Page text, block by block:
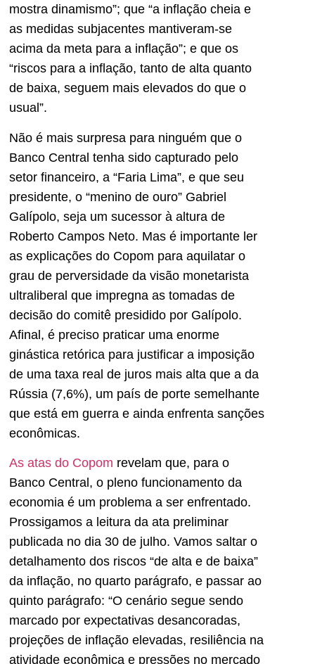
mostra dinamismo”; que “a inflação cheia e
as medidas subjacentes mantiveram-se
acima da meta para a inflação”; e que os
“riscos para a inflação, tanto de alta quanto
de baixa, seguem mais elevados do que o
usual”.
Não é mais surpresa para ninguém que o
Banco Central tenha sido capturado pelo
setor financeiro, a “Faria Lima”, e que seu
presidente, o “menino de ouro” Gabriel
Galípolo, seja um sucessor à altura de
Roberto Campos Neto. Mas é importante ler
as explicações do Copom para aquilatar o
grau de perversidade da visão monetarista
ultraliberal que impregna as tomadas de
decisão do comitê presidido por Galípolo.
Afinal, é preciso praticar uma enorme
ginástica retórica para justificar a imposição
de uma taxa real de juros mais alta que a da
Rússia (7,6%), um país de porte semelhante
que está em guerra e ainda enfrenta sanções
econômicas.
As atas do Copom revelam que, para o
Banco Central, o pleno funcionamento da
economia é um problema a ser enfrentado.
Prossigamos a leitura da ata preliminar
publicada no dia 30 de julho. Vamos saltar o
detalhamento dos riscos “de alta e de baixa”
da inflação, no quarto parágrafo, e passar ao
quinto parágrafo: “O cenário segue sendo
marcado por expectativas desancoradas,
projeções de inflação elevadas, resiliência na
atividade econômica e pressões no mercado